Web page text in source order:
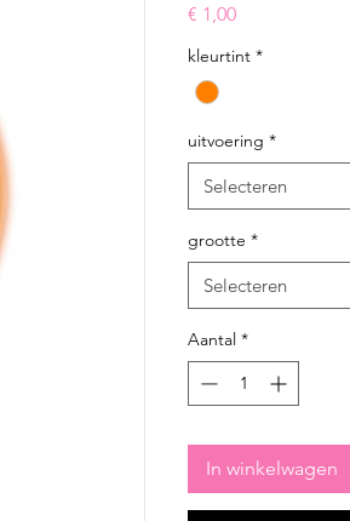
€ 1,00Prijs
kleurtint *
uitvoering *
Selecteren
grootte *
Selecteren
Aantal *
In winkelwagen